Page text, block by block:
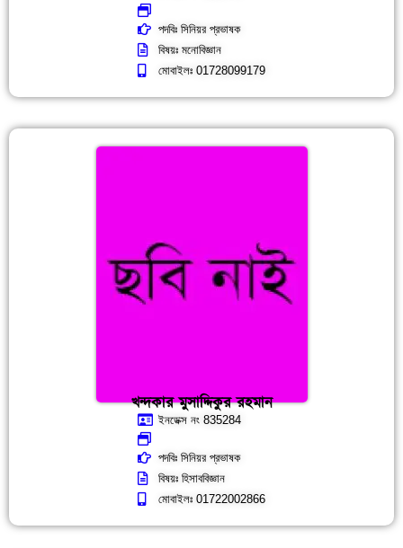
পদবিঃ সিনিয়র প্রভাষক
বিষয়ঃ মনোবিজ্ঞান
মোবাইলঃ 01728099179
খন্দকার মুসাদ্দিকুর রহমান
ইনডেক্স নং 835284
পদবিঃ সিনিয়র প্রভাষক
বিষয়ঃ হিসাববিজ্ঞান
মোবাইলঃ 01722002866